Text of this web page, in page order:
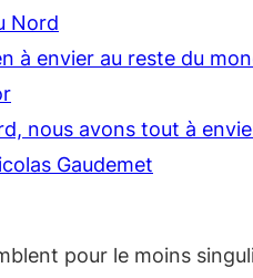
Nord
à envier au reste du
nous avons tout à
Gaudemet
pour le moins